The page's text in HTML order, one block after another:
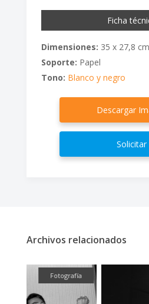
Ficha
Dimensiones: 35 x 27,8 cm
Soporte: Papel
Tono: Blanco y negro
Descargar
Solicitar
Archivos relacionados